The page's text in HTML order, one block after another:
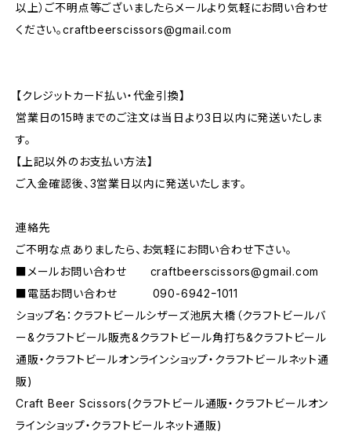
以上）ご不明点等ございましたらメールより気軽にお問い合わせ
ください。craftbeerscissors@gmail.com
【クレジットカード払い・代金引換】
営業日の15時までのご注文は当日より3日以内に発送いたしま
す。
【上記以外のお支払い方法】
ご入金確認後、3営業日以内に発送いたします。
連絡先
ご不明な点ありましたら、お気軽にお問い合わせ下さい。
■メールお問い合わせ craftbeerscissors@gmail.com
■電話お問い合わせ 090-6942ｰ1011
ショップ名：クラフトビールシザーズ池尻大橋（クラフトビールバ
ー&クラフトビール販売&クラフトビール角打ち&クラフトビール
通販・クラフトビールオンラインショップ・クラフトビールネット通
販)
Craft Beer Scissors(クラフトビール通販・クラフトビールオン
ラインショップ・クラフトビールネット通販)